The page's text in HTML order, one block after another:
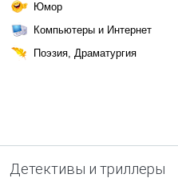
Юмор
Компьютеры и Интернет
Поэзия, Драматургия
Детективы и триллеры